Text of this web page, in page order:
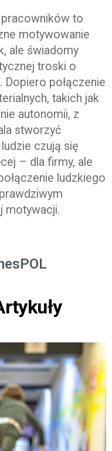
pracowników to
motywowanie
ale świadomy
troski o
połączenie
takich jak
autonomii, z
stworzyć
czują się
– dla firmy, ale
ludzkiego
motywacji.